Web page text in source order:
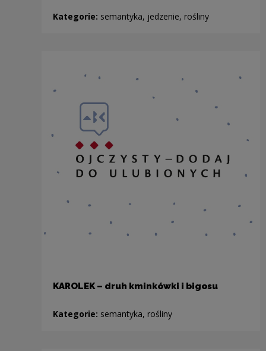
Kategorie: semantyka, jedzenie, rośliny
KAROLEK – druh kminkówki i bigosu
Kategorie: semantyka, rośliny